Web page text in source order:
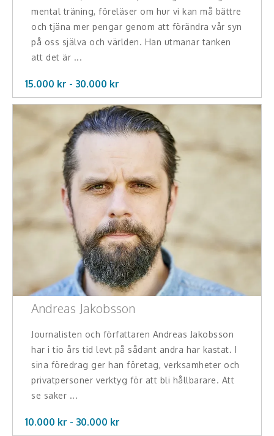
mental träning, föreläser om hur vi kan må bättre
och tjäna mer pengar genom att förändra vår syn
på oss själva och världen. Han utmanar tanken
att det är ...
15.000 kr - 30.000 kr
Andreas Jakobsson
Journalisten och författaren Andreas Jakobsson
har i tio års tid levt på sådant andra har kastat. I
sina föredrag ger han företag, verksamheter och
privatpersoner verktyg för att bli hållbarare. Att
se saker ...
10.000 kr - 30.000 kr